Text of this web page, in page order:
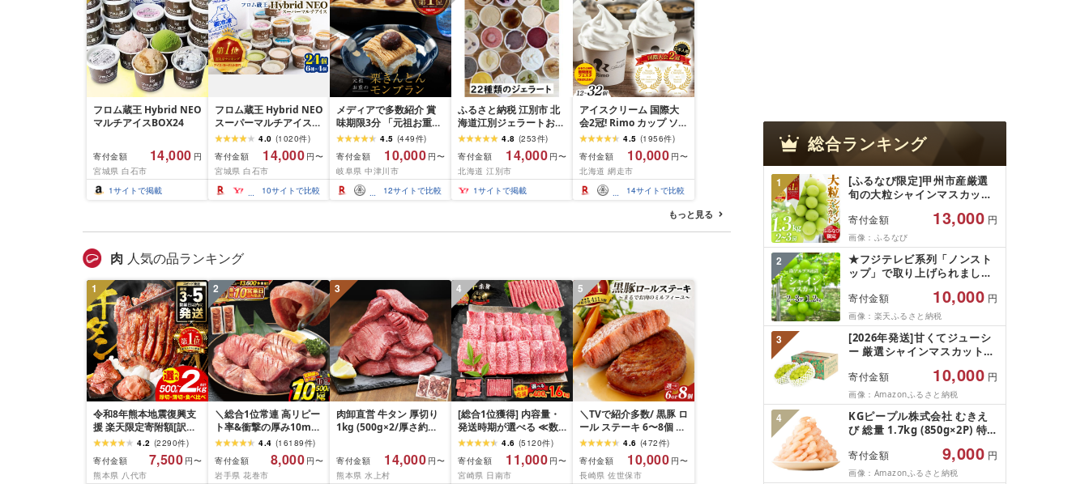
フロム蔵王 Hybrid NEO
マルチアイスBOX24
寄付金額 14,000 円
宮城県 白石市
1サイトで掲載
フロム蔵王 Hybrid NEO
スーパーマルチアイス
BOX 24個 6種 各4個 |
クッキーミルク キャラ
メル ミルク チョコ いち
ご 抹茶 アイス カップ ス
イーツ 白石市 山田乳業
オンライン 申請 ふるさ
4.0 (1020件)
寄付金額
14,000 円〜
宮城県 白石市
10サイトで比較
メディアで多数紹介 賞
味期限3分 「元祖お重の
栗きんとんモンブラン」
未来のご褒美 スイーツ
栗 モンブラン くりきん
とん デザート ご褒美 お
取り寄せ くり お菓子 菓
4.5 (449件)
寄付金額
10,000 円〜
岐阜県 中津川市
12サイトで比較
ふるさと納税 江別市 北
海道江別ジェラートおま
かせ22種類セット
[80ml×22個]
4.8 (253件)
寄付金額
14,000 円〜
北海道 江別市
1サイトで掲載
アイスクリーム 国際大
会2冠! Rimo カップ ソフ
トクリーム 選べる
120ml × 12~32個 [ ふる
さと納税 アイス ふるさ
と納税 アイスクリーム
セット ふるさと納税 ジ
ェラート 北海道 人気 ス
イーツ ランキング お菓
4.5 (1956件)
寄付金額
10,000 円〜
北海道 網走市
14サイトで比較
もっと見る
肉 人気の品ランキング
1
令和8年熊本地震復興支
援 楽天限定寄附額[訳あ
り]牛タン 500g〜2kg 肉
牛肉 訳あり 牛タン 冷凍
小分け 厚切り 薄切り 食
べ比べ 500g 1kg 1.5kg
4.2 (2290件)
寄付金額
7,500 円〜
熊本県 八代市
2
＼総合1位常連 高リピー
ト率&衝撃の厚み10mm
厚切り牛タン 塩味/ ≪ス
ピード発送!!10営業日以
内発送≫ 選べる内容量
500g / 1kg 定期便 毎月
4.4 (16189件)
寄付金額
8,000 円〜
岩手県 花巻市
3
肉卸直営 牛タン 厚切り
1kg (500g×2/厚さ約
牛肉 焼肉 冷凍 スライス
業務用 バーベキュー
BBQ おつまみ ギフト お
寄付金額 14,000 円〜
熊本県 水上村
4
[総合1位獲得] 内容量・
発送時期が選べる ≪数
量限定≫ 宮崎牛 赤身 ス
ライス 焼肉 国産 肉 牛肉
薄切り 黒毛和牛 A4 A5
人気 小分け 焼き肉 すき
4.6 (5120件)
寄付金額
11,000 円〜
宮崎県 日南市
5
＼TVで紹介多数/ 黒豚 ロ
ール ステーキ 6〜8個 ≪
お箸でほぐせるやわらか
さ≫ 職人厳選 無添加 小
分け オリジナル ポーク
ステーキ 子供も安心 豚
4.6 (472件)
寄付金額
10,000 円〜
長崎県 佐世保市
総合ランキング
1
[ふるなび限定]甲州市産厳選
旬の大粒シャインマスカット
(MG)B12-472 FN-Limited-
VO シャインマスカット フル
ーツ
寄付金額 13,000 円
画像：ふるなび
2
★フジテレビ系列「ノンスト
ップ」で取り上げられました!
ルプス市産シャインマスカッ
ト1.2kg以上(2〜3房)ふるさと
納税 おすすめ 山梨県 南アル
プス市 送料無料 AL
寄付金額 10,000 円
画像：楽天ふるさと納税
3
[2026年発送]甘くてジューシ
ー 厳選シャインマスカット
日)から10月下旬までの発送)
フルーツ ぶどう 果物 山梨県
産 2026 旬 大粒 高級 ブドウ
葡萄 富士吉田市
寄付金額 10,000 円
画像：Amazonふるさと納税
4
KGピープル株式会社 むきえ
び 総量 1.7kg (850g×2P) 特大
凍結 下処理不要 サイズ不揃い
訳あり
寄付金額 9,000 円
画像：Amazonふるさと納税